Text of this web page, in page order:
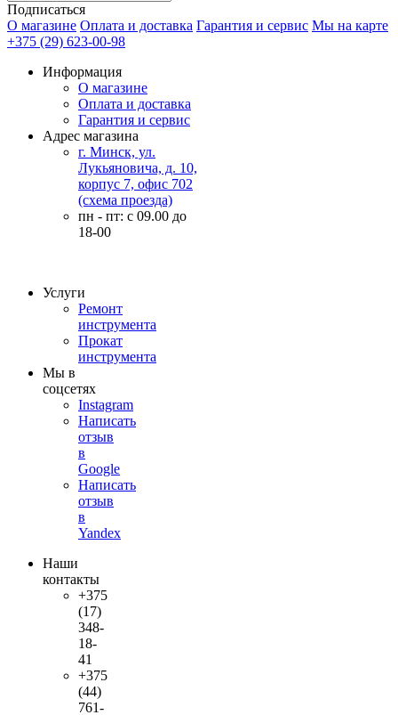
Подписаться
О магазине Оплата и доставка Гарантия и сервис Мы на карте
+375 (29) 623-00-98
Информация
О магазине
Оплата и доставка
Гарантия и сервис
Адрес магазина
г. Минск, ул.
Лукьяновича, д. 10,
корпус 7, офис 702
(схема проезда)
пн - пт: с 09.00 до
18-00
Услуги
Ремонт
инструмента
Прокат
инструмента
Мы в
соцсетях
Instagram
Написать
отзыв
в
Google
Написать
отзыв
в
Yandex
Наши
контакты
+375
(17)
348-
18-
41
+375
(44)
761-